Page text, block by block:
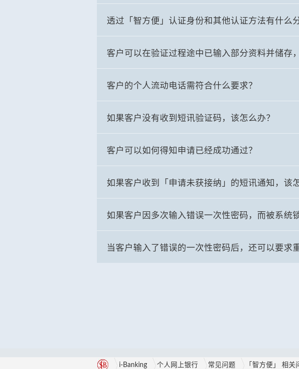
透过「智方便」认证身份和其他认证方法有什么
客户可以在验证过程途中已输入部分资料并储存
客户的个人流动电话需符合什么要求？
如果客户没有收到短讯验证码，该怎么办？
客户可以如何得知申请已经成功通过？
如果客户收到「申请未获接纳」的短讯通知，该
如果客户因多次输入错误一次性密码，而被系统
当客户输入了错误的一次性密码后，还可以要求
i-Banking 个人网上银行 常见问题 「智方便」 相关